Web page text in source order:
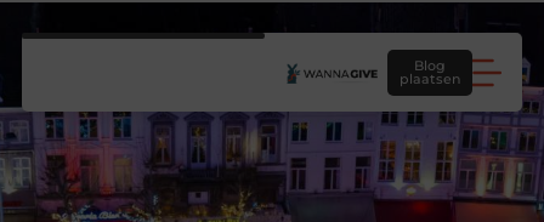
Blog
plaatsen